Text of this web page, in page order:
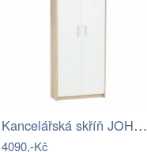
Kancelářská skříň JOHAN NEW 05 Tempo…
4090,-Kč